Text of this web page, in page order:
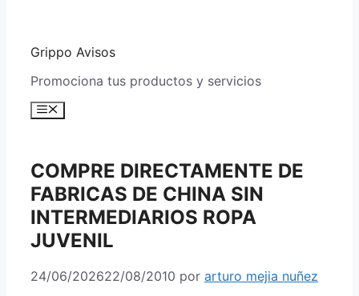
Grippo Avisos
Promociona tus productos y servicios
Menú
COMPRE DIRECTAMENTE DE
FABRICAS DE CHINA SIN
INTERMEDIARIOS ROPA
JUVENIL
24/06/202622/08/2010 por arturo mejia nuñez